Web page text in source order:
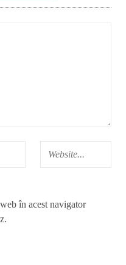
în acest navigator